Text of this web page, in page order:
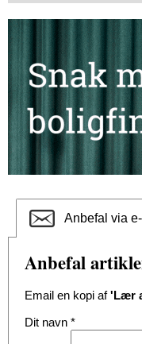
Anbefal via e-
Anbefal
Email en kopi af'Lær
Dit navn *